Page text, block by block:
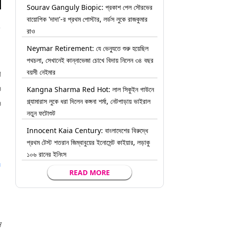
Sourav Ganguly Biopic: প্রকাশ পেল সৌরভের
বায়োপিক 'দাদা'-র প্রথম পোস্টার, লর্ডস লুকে রাজকুমার
রাও
Neymar Retirement: যে ভেন্যুতে শুরু হয়েছিল
পথচলা, সেখানেই কান্নাভেজা চোখে বিদায় নিলেন ৩৪ বছর
বয়সী নেইমার
Kangna Sharma Red Hot: লাল সিকুইন গাউনে
গ্ল্যামারাস লুকে ধরা দিলেন কঙ্গনা শর্মা, নেটপাড়ায় ভাইরাল
নতুন ফটোশুট
Innocent Kaia Century: বাংলাদেশের বিরুদ্ধে
প্রথম টেস্ট শতরান জিম্বাবুয়ের ইনোসেন্ট কাইয়ার, লড়াকু
১০৬ রানের ইনিংস
READ MORE